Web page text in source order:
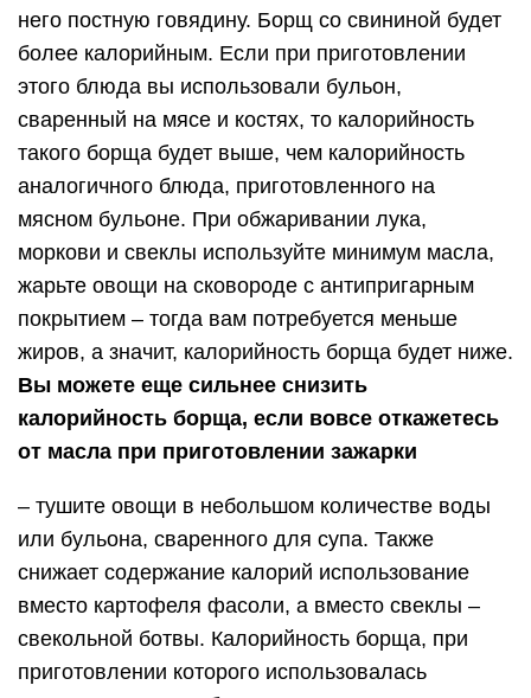
него постную говядину. Борщ со свининой будет
более калорийным. Если при приготовлении
этого блюда вы использовали бульон,
сваренный на мясе и костях, то калорийность
такого борща будет выше, чем калорийность
аналогичного блюда, приготовленного на
мясном бульоне. При обжаривании лука,
моркови и свеклы используйте минимум масла,
жарьте овощи на сковороде с антипригарным
покрытием – тогда вам потребуется меньше
жиров, а значит, калорийность борща будет ниже.
Вы можете еще сильнее снизить
калорийность борща, если вовсе откажетесь
от масла при приготовлении зажарки
– тушите овощи в небольшом количестве воды
или бульона, сваренного для супа. Также
снижает содержание калорий использование
вместо картофеля фасоли, а вместо свеклы –
свекольной ботвы. Калорийность борща, при
приготовлении которого использовалась